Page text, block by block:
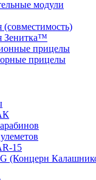
модули
Зенитка™
прицелы
прицелы
15
(Концерн